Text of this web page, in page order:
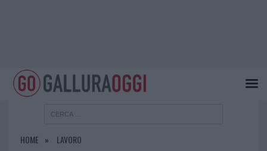
HOME LAVORO